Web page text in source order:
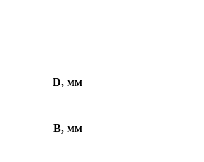
D, мм
B, мм